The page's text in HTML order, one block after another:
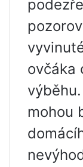
ovčáka
mohou